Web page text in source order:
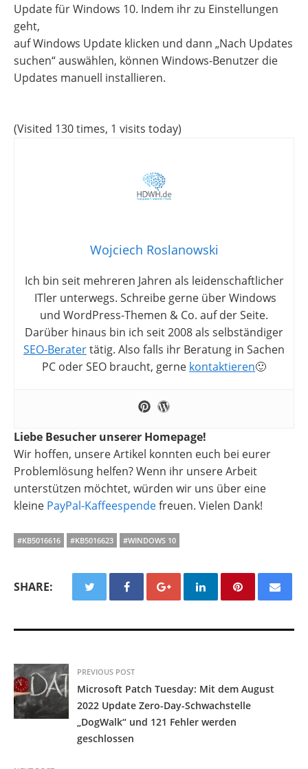
Update für Windows 10. Indem ihr zu Einstellungen
geht,
auf Windows Update klicken und dann „Nach Updates
suchen“ auswählen, können Windows-Benutzer die
Updates manuell installieren.
(Visited 130 times, 1 visits today)
Wojciech Roslanowski
Ich bin seit mehreren Jahren als leidenschaftlicher
ITler unterwegs. Schreibe gerne über Windows
und WordPress-Themen & Co. auf der Seite.
Darüber hinaus bin ich seit 2008 als selbständiger
SEO-Beratertätig. Also falls ihr Beratung in Sachen
PC oder SEO braucht, gerne kontaktieren🙂
Liebe Besucher unserer Homepage!
Wir hoffen, unsere Artikel konnten euch bei eurer
Problemlösung helfen? Wenn ihr unsere Arbeit
unterstützen möchtet, würden wir uns über eine
kleine PayPal-Kaffeespendefreuen. Vielen Dank!
#KB5016616 #KB5016623 #WINDOWS 10
SHARE:
PREVIOUS POST
Microsoft Patch Tuesday: Mit dem August
2022 Update Zero-Day-Schwachstelle
„DogWalk“ und 121 Fehler werden
geschlossen